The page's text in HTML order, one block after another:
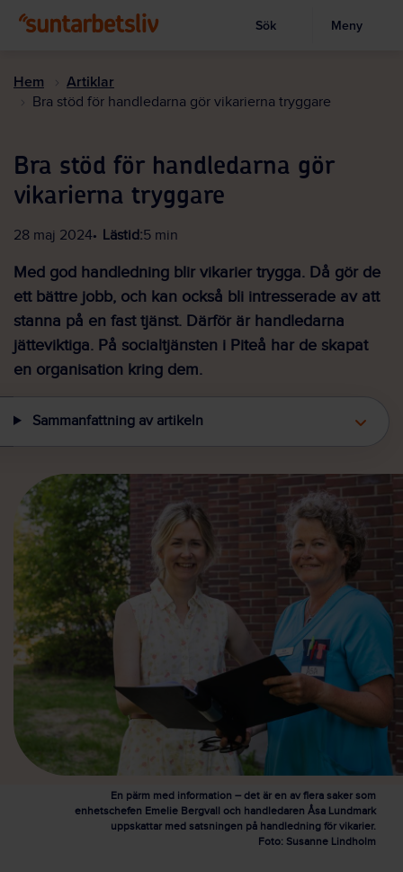
huvudinnehållet
Visa sökruta
Sök Meny
Hem Artiklar
Bra stöd för handledarna gör vikarierna tryggare
Bra stöd för handledarna gör
vikarierna tryggare
28 maj 2024 Lästid:5 min
Med god handledning blir vikarier trygga. Då gör de
ett bättre jobb, och kan också bli intresserade av att
stanna på en fast tjänst. Därför är handledarna
jätteviktiga. På socialtjänsten i Piteå har de skapat
en organisation kring dem.
Sammanfattning av artikeln
En pärm med information – det är en av flera saker som
enhetschefen Emelie Bergvall och handledaren Åsa Lundmark
uppskattar med satsningen på handledning för vikarier.
Foto: Susanne Lindholm